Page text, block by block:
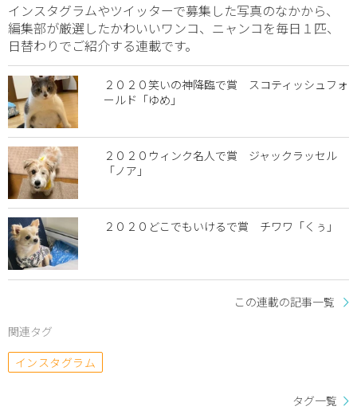
インスタグラムやツイッターで募集した写真のなかから、
編集部が厳選したかわいいワンコ、ニャンコを毎日１匹、
日替わりでご紹介する連載です。
２０２０笑いの神降臨で賞 スコティッシュフォ
ールド「ゆめ」
２０２０ウィンク名人で賞 ジャックラッセル
「ノア」
２０２０どこでもいけるで賞 チワワ「くぅ」
この連載の記事一覧
関連タグ
インスタグラム
タグ一覧